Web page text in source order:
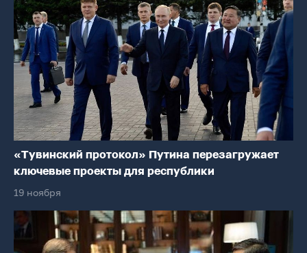
«Тувинский протокол» Путина перезагружает
ключевые проекты для республики
19 ноября